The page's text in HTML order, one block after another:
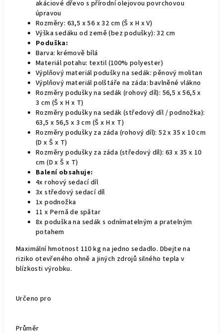
akáciové dřevo s přírodní olejovou povrchovou
úpravou
Rozměry: 63,5 x 56 x 32 cm (Š x H x V)
Výška sedáku od země (bez podušky): 32 cm
Poduška:
Barva: krémově bílá
Materiál potahu: textil (100% polyester)
Výplňový materiál podušky na sedák: pěnový molitan
Výplňový materiál polštáře na záda: bavlněné vlákno
Rozměry podušky na sedák (rohový díl): 56,5 x 56,5 x
3 cm (Š x H x T)
Rozměry podušky na sedák (středový díl / podnožka):
63,5 x 56,5 x 3 cm (Š x H x T)
Rozměry podušky za záda (rohový díl): 52 x 35 x 10 cm
(D x Š x T)
Rozměry podušky za záda (středový díl): 63 x 35 x 10
cm (D x Š x T)
Balení obsahuje:
4x rohový sedací díl
3x středový sedací díl
1x podnožka
11 x Pernă de spătar
8x poduška na sedák s odnímatelným a pratelným
potahem
Maximální hmotnost 110 kg na jedno sedadlo. Dbejte na
riziko otevřeného ohně a jiných zdrojů silného tepla v
blízkosti výrobku.
Určeno pro
Průměr